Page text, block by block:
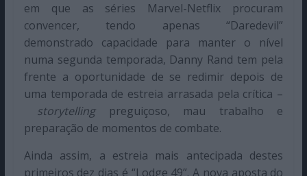
em que as séries Marvel-Netflix procuram
convencer, tendo apenas “Daredevil”
demonstrado capacidade para manter o nível
numa segunda temporada, Danny Rand tem pela
frente a oportunidade de se redimir depois de
uma temporada de estreia arrasada pela crítica –
storytellingpreguiçoso, mau trabalho e
preparação de momentos de combate.
Ainda assim, a estreia mais antecipada destes
primeiros dez dias é “Lodge 49”. A nova aposta do